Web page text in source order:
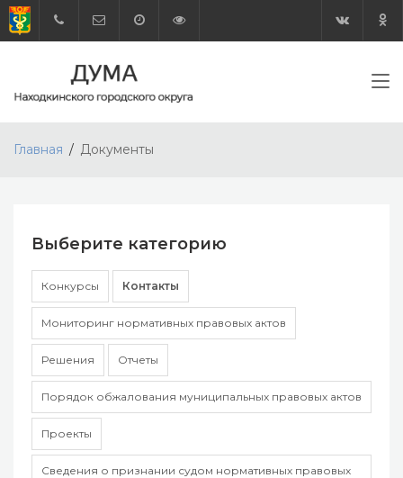
Главная Документы
Выберите категорию
Конкурсы Контакты
Мониторинг нормативных правовых актов
Решения Отчеты
Порядок обжалования муниципальных правовых актов
Проекты
Сведения о признании судом нормативных правовых